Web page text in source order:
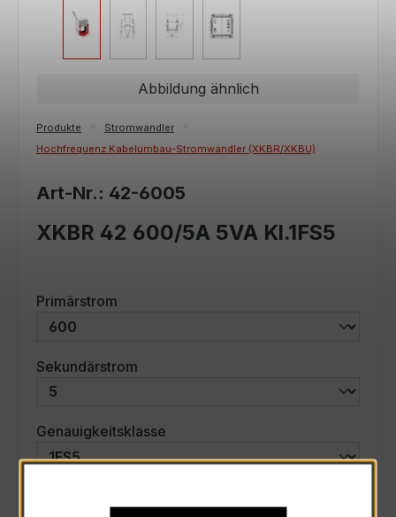
Abbildung ähnlich
Produkte
Stromwandler
Hochfrequenz Kabelumbau-Stromwandler (XKBR/XKBU)
Art-Nr.: 42-6005
XKBR 42 600/5A 5VA Kl.1FS5
Primärstrom
Sekundärstrom
Genauigkeitsklasse